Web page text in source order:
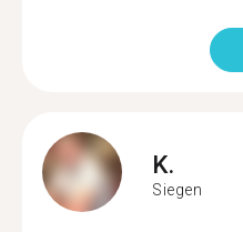
K.
Siegen